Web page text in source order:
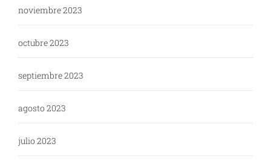
noviembre 2023
octubre 2023
septiembre 2023
agosto 2023
julio 2023